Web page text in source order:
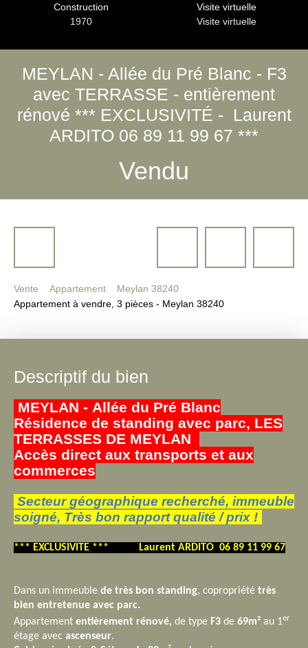
Construction
1970
Visite virtuelle
Visite virtuelle
MEYLAN - Allée du Pré Blanc - F3
avec TERRASSE - entièrement
rénové *** EXCLUSIVITÉ - Laurent
ARDITO 06 89 11 99 67 ***
Vendu
Vente Appartement
Meylan 38240
Appartement à vendre, 3 pièces - Meylan 38240
Descriptif du bien
MEYLAN - Allée du Pré Blanc
Résidence de standing avec parc, LES
TERRASSES DE MEYLAN
Accès direct aux transports et aux
commerces
Secteur géographique recherché, immeuble
soigné, Très bon rapport qualité / prix !
*** EXCLUSIVITE *** Laurent ARDITO 06 89 11 99 67
Dans un immeuble de très bon standing, copropriété très
bien entretenue avec parc.
Appartement entièrement rénové, de type F3 de 69m² au 1er
étage avec ascenseur.